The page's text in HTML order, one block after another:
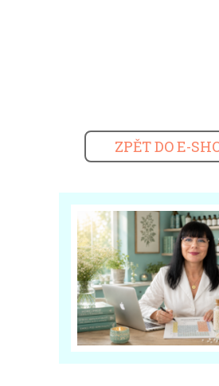
ZPĚT DO E-